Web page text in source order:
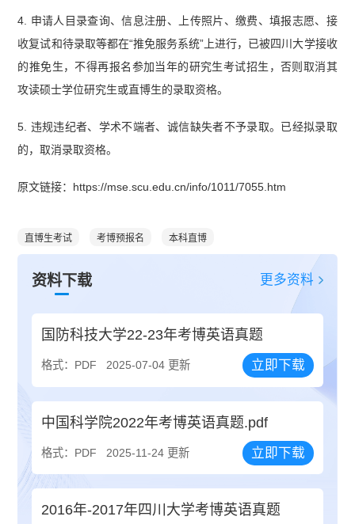
4. 申请人目录查询、信息注册、上传照片、缴费、填报志愿、接
收复试和待录取等都在“推免服务系统”上进行，已被四川大学接收
的推免生，不得再报名参加当年的研究生考试招生，否则取消其
攻读硕士学位研究生或直博生的录取资格。
5. 违规违纪者、学术不端者、诚信缺失者不予录取。已经拟录取
的，取消录取资格。
原文链接：https://mse.scu.edu.cn/info/1011/7055.htm
直博生考试 考博预报名 本科直博
资料下载 更多资料
国防科技大学22-23年考博英语真题
格式：PDF 2025-07-04 更新 立即下载
中国科学院2022年考博英语真题.pdf
格式：PDF 2025-11-24 更新 立即下载
2016年-2017年四川大学考博英语真题